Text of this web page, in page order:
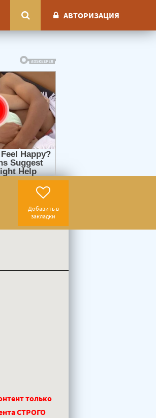
АВТОРИЗАЦИЯ
Добавить в
закладки
только
СТРОГО